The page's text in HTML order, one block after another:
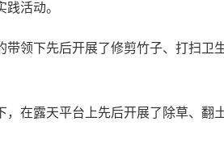
活动。
领下先后开展了修剪竹子、打扫
在露天平台上先后开展了除草、